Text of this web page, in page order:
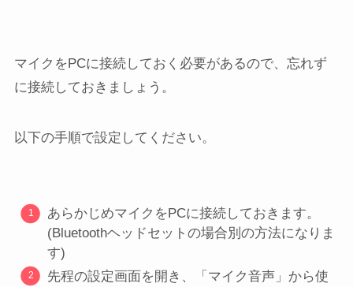
マイクをPCに接続しておく必要があるので、忘れず
に接続しておきましょう。
以下の手順で設定してください。
あらかじめマイクをPCに接続しておきます。
(Bluetoothヘッドセットの場合別の方法になりま
す)
先程の設定画面を開き、「マイク音声」から使